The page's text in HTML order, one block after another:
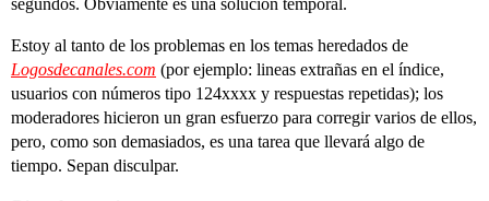
segundos. Obviamente es una solución temporal.
Estoy al tanto de los problemas en los temas heredados de
Logosdecanales.com (por ejemplo: lineas extrañas en el índice,
usuarios con números tipo 124xxxx y respuestas repetidas); los
moderadores hicieron un gran esfuerzo para corregir varios de ellos,
pero, como son demasiados, es una tarea que llevará algo de
tiempo. Sepan disculpar.